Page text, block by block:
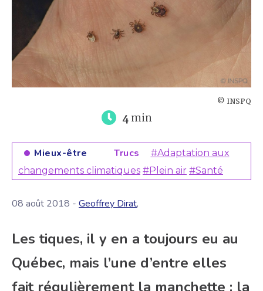
© INSPQ
4min
Mieux-être Trucs
#Adaptation aux
changements climatiques #Plein air #Santé
08 août 2018 - Geoffrey Dirat,
Les tiques, il y en a toujours eu au
Québec, mais l’une d’entre elles
fait régulièrement la manchette : la